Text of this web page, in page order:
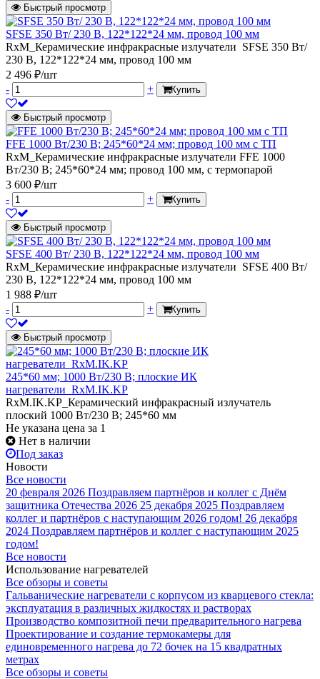
Быстрый просмотр
SFSE 350 Вт/ 230 В, 122*122*24 мм, провод 100 мм
RxM_Керамические инфракрасные излучатели SFSE 350 Вт/
230 В, 122*122*24 мм, провод 100 мм
2 496 ₽/шт
-
+ Купить
Быстрый просмотр
FFE 1000 Вт/230 В; 245*60*24 мм; провод 100 мм с ТП
RxM_Керамические инфракрасные излучатели FFE 1000
Вт/230 В; 245*60*24 мм; провод 100 мм, с термопарой
3 600 ₽/шт
-
+ Купить
Быстрый просмотр
SFSE 400 Вт/ 230 В, 122*122*24 мм, провод 100 мм
RxM_Керамические инфракрасные излучатели SFSE 400 Вт/
230 В, 122*122*24 мм, провод 100 мм
1 988 ₽/шт
-
+ Купить
Быстрый просмотр
245*60 мм; 1000 Вт/230 В; плоские ИК
нагреватели_RxM.IK.KP
RxM.IK.KP_Керамический инфракрасный излучатель
плоский 1000 Вт/230 В; 245*60 мм
Не указана цена за 1
Нет в наличии
Под заказ
Новости
Все новости
20 февраля 2026 Поздравляем партнёров и коллег с Днём
защитника Отечества 2026 25 декабря 2025 Поздравляем
коллег и партнёров с наступающим 2026 годом! 26 декабря
2024 Поздравляем партнёров и коллег с наступающим 2025
годом!
Все новости
Использование нагревателей
Все обзоры и советы
Гальванические нагреватели с корпусом из кварцевого стекла:
эксплуатация в различных жидкостях и растворах
Производство композитной печи предварительного нагрева
Проектирование и создание термокамеры для
единовременного нагрева до 72 бочек на 15 квадратных
метрах
Все обзоры и советы